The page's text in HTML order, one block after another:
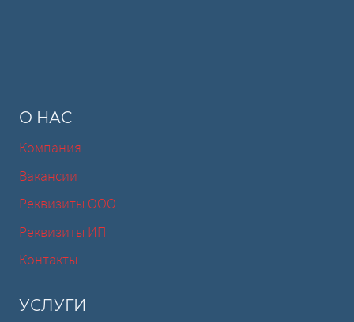
О НАС
Компания
Вакансии
Реквизиты ООО
Реквизиты ИП
Контакты
УСЛУГИ